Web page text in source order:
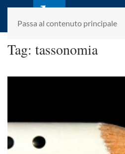
Passa al contenuto principale
fondato da
Tag: tassonomia